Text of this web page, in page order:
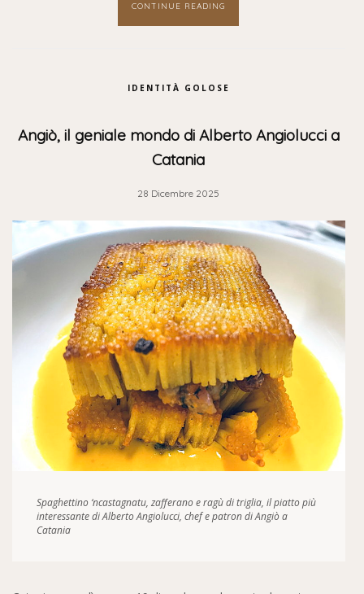
CONTINUE READING
IDENTITÀ GOLOSE
Angiò, il geniale mondo di Alberto Angiolucci a
Catania
28 Dicembre 2025
Spaghettino ‘ncastagnatu, zafferano e ragù di triglia, il piatto più
interessante di Alberto Angiolucci, chef e patron di Angiò a
Catania